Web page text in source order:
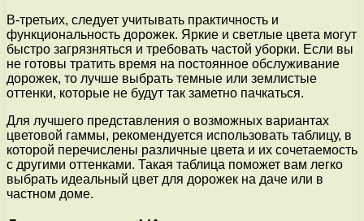
В-третьих, следует учитывать практичность и
функциональность дорожек. Яркие и светлые цвета могут
быстро загрязняться и требовать частой уборки. Если вы
не готовы тратить время на постоянное обслуживание
дорожек, то лучше выбрать темные или землистые
оттенки, которые не будут так заметно пачкаться.
Для лучшего представления о возможных вариантах
цветовой гаммы, рекомендуется использовать таблицу, в
которой перечислены различные цвета и их сочетаемость
с другими оттенками. Такая таблица поможет вам легко
выбрать идеальный цвет для дорожек на даче или в
частном доме.